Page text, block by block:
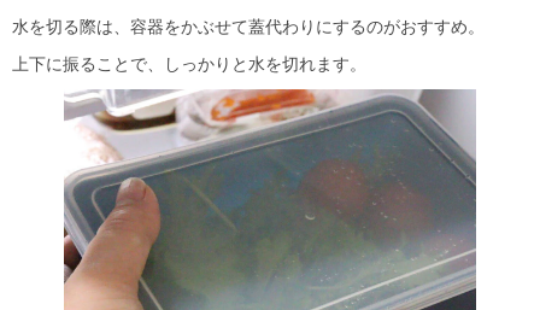
水を切る際は、容器をかぶせて蓋代わりにするのがおすすめ。
上下に振ることで、しっかりと水を切れます。